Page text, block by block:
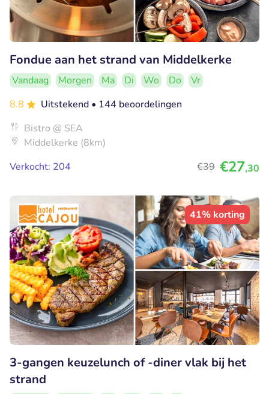
Fondue aan het strand van Middelkerke
Vandaag Morgen Ma Di Wo Do
Vr
8.8
Uitstekend • 144 beoordelingen
Bistro @ SEA
Middelkerke (8km)
Verkocht: 204
€39 €27,30
41% korting
3-gangen keuzelunch of -diner vlak bij het
strand